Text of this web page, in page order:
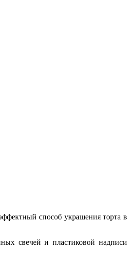
способ украшения торта в
свечей и пластиковой надписи